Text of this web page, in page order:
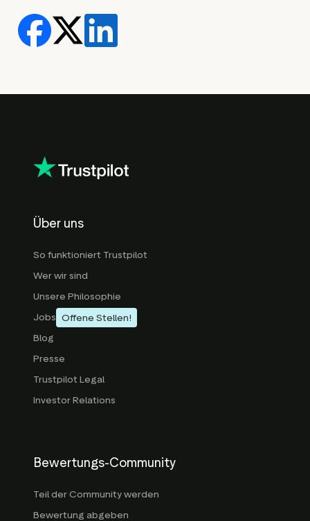
Über uns
So funktioniert Trustpilot
Wer wir sind
Unsere Philosophie
Jobs Offene Stellen!
Blog
Presse
Trustpilot Legal
Investor Relations
Bewertungs-Community
Teil der Community werden
Bewertung abgeben